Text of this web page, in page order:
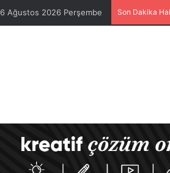
6 Ağustos 2026 Perşembe Son Dakika